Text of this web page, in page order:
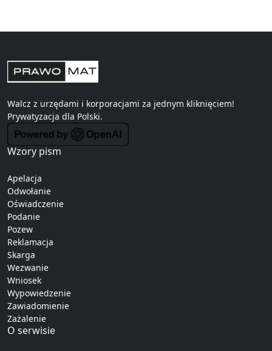
Walcz z urzędami i korporacjami za jednym kliknięciem!
Prywatyzacja dla Polski.
Wzory pism
Apelacja
Odwołanie
Oświadczenie
Podanie
Pozew
Reklamacja
Skarga
Wezwanie
Wniosek
Wypowiedzenie
Zawiadomienie
Zażalenie
O serwisie